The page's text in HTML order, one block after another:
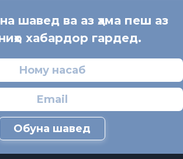
шавед ва аз ҳама пеш аз
хабардор гардед.
Обуна шавед